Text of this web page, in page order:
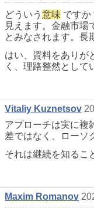
どういう 意味 ですか
見えます。金融市場
とみなされます。長
はい、資料をありが
く、理路整然として
Vitaliy Kuznetsov
アプローチは実に複
差ではなく、ローソ
それは継続を知るこ
Maxim Romanov